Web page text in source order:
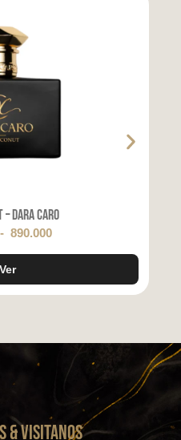
– Dara Caro
- 890.000
Ver
& VISITANOS